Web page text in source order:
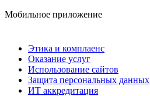
Мобильное приложение
Этика и комплаенс
Оказание услуг
Использование сайтов
Защита персональных данных
ИТ аккредитация